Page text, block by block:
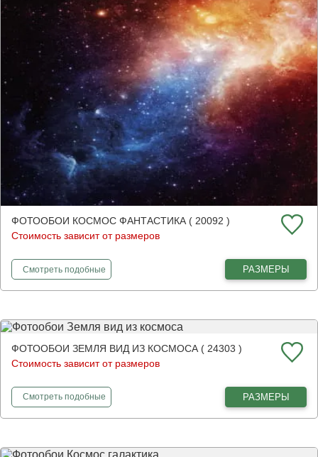
ФОТООБОИ КОСМОС ФАНТАСТИКА ( 20092 )
Стоимость зависит от размеров
Смотретьфотообои
подобные РАЗМЕРЫ
ФОТООБОИ ЗЕМЛЯ ВИД ИЗ КОСМОСА ( 24303 )
Стоимость зависит от размеров
Смотретьфотообои
подобные РАЗМЕРЫ